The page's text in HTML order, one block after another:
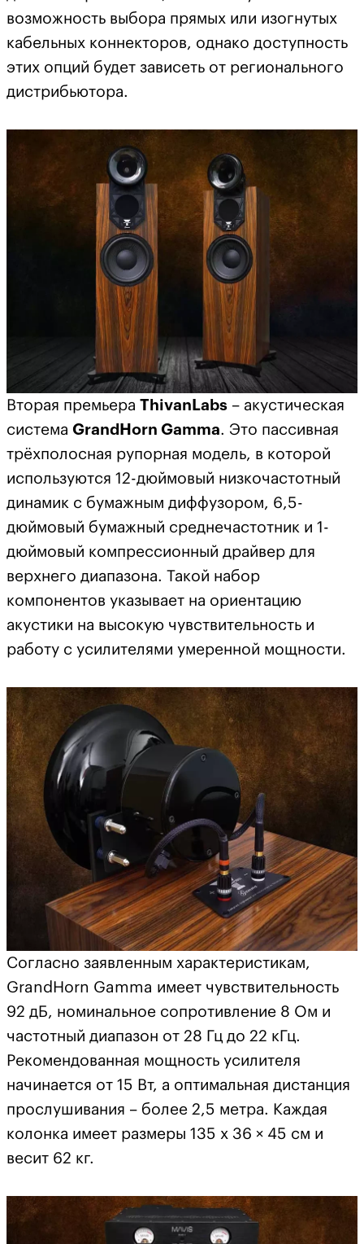
возможность выбора прямых или изогнутых
кабельных коннекторов, однако доступность
этих опций будет зависеть от регионального
дистрибьютора.
Вторая премьера ThivanLabs – акустическая
система GrandHorn Gamma. Это пассивная
трёхполосная рупорная модель, в которой
используются 12-дюймовый низкочастотный
динамик с бумажным диффузором, 6,5-
дюймовый бумажный среднечастотник и 1-
дюймовый компрессионный драйвер для
верхнего диапазона. Такой набор
компонентов указывает на ориентацию
акустики на высокую чувствительность и
работу с усилителями умеренной мощности.
Согласно заявленным характеристикам,
GrandHorn Gamma имеет чувствительность
92 дБ, номинальное сопротивление 8 Ом и
частотный диапазон от 28 Гц до 22 кГц.
Рекомендованная мощность усилителя
начинается от 15 Вт, а оптимальная дистанция
прослушивания – более 2,5 метра. Каждая
колонка имеет размеры 135 x 36 × 45 см и
весит 62 кг.